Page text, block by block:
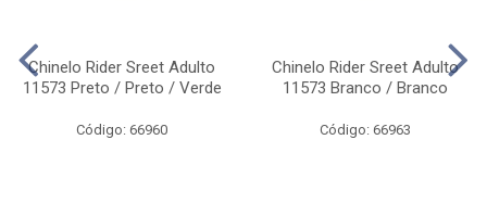
Chinelo Rider Sreet Adulto
11573 Preto / Preto / Verde
Código: 66960
Chinelo Rider Sreet Adulto
11573 Branco / Branco
Código: 66963